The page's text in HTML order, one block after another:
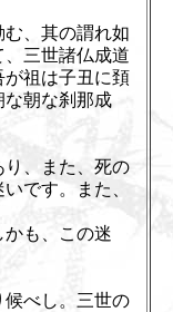
む、其の謂れ如
三世諸仏成道
祖は子丑に頚
な朝な刹那成
、また、死の
です。また、
も、この迷
候べし。三世の